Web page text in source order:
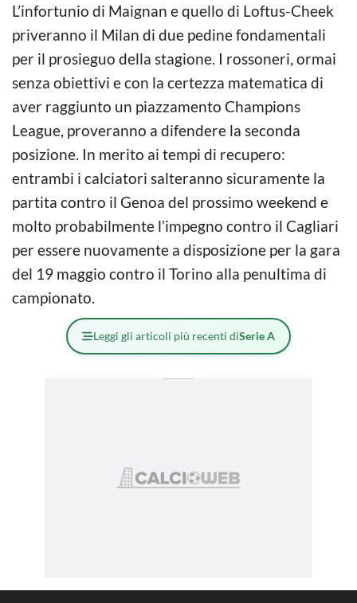
L’infortunio di Maignan e quello di Loftus-Cheek
priveranno il Milan di due pedine fondamentali
per il prosieguo della stagione. I rossoneri, ormai
senza obiettivi e con la certezza matematica di
aver raggiunto un piazzamento Champions
League, proveranno a difendere la seconda
posizione. In merito ai tempi di recupero:
entrambi i calciatori salteranno sicuramente la
partita contro il Genoa del prossimo weekend e
molto probabilmente l’impegno contro il Cagliari
per essere nuovamente a disposizione per la gara
del 19 maggio contro il Torino alla penultima di
campionato.
Leggi gli articoli più recenti diSerie A